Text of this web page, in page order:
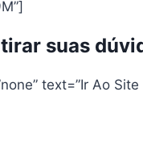
suas
text=”Ir Ao